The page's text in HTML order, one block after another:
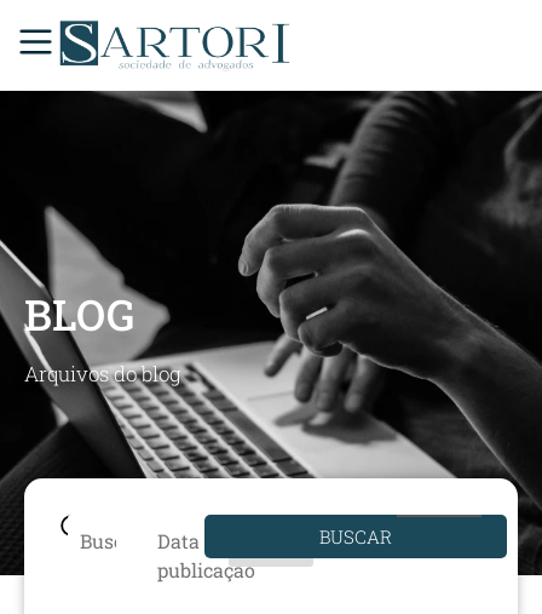
BLOG
Arquivos do blog
Data de
publicação
BUSCAR